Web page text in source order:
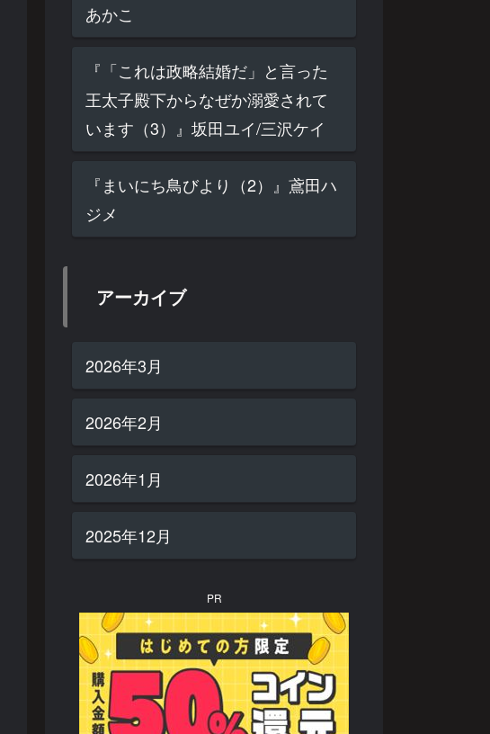
あかこ
『「これは政略結婚だ」と言った
王太子殿下からなぜか溺愛されて
います（3）』坂田ユイ/三沢ケイ
『まいにち鳥びより（2）』鳶田ハ
ジメ
アーカイブ
2026年3月
2026年2月
2026年1月
2025年12月
PR